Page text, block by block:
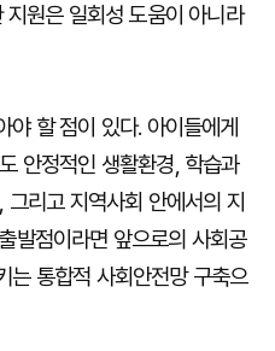
원은 일회성 도움이 아니라
야 할 점이 있다. 아이들에게
안정적인 생활환경, 학습과
리고 지역사회 안에서의 지
발점이라면 앞으로의 사회공
는 통합적 사회안전망 구축으